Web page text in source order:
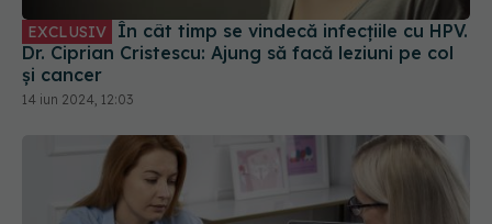
Dr. Ciprian Cristescu: Ajung să facă leziuni pe col
și cancer
14 iun 2024, 12:03